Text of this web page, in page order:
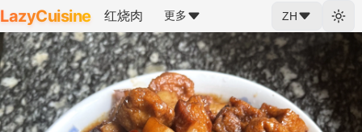
LazyCuisine 红烧肉 更多 ZH